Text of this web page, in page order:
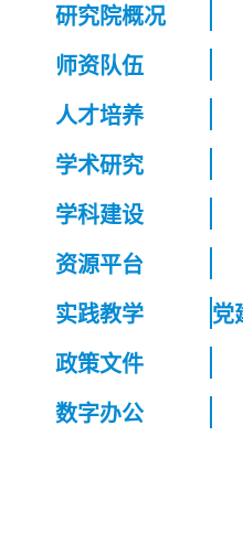
研究院概况
师资队伍
人才培养
学术研究
学科建设
资源平台
实践教学 党
政策文件
数字办公